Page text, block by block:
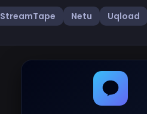
StreamTape Netu Uqload